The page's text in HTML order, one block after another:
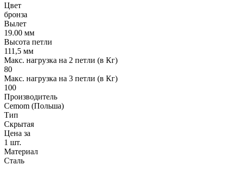
Цвет
бронза
Вылет
19.00 мм
Высота петли
111,5 мм
Макс. нагрузка на 2 петли (в Кг)
80
Макс. нагрузка на 3 петли (в Кг)
100
Производитель
Cemom (Польша)
Тип
Скрытая
Цена за
1 шт.
Материал
Сталь